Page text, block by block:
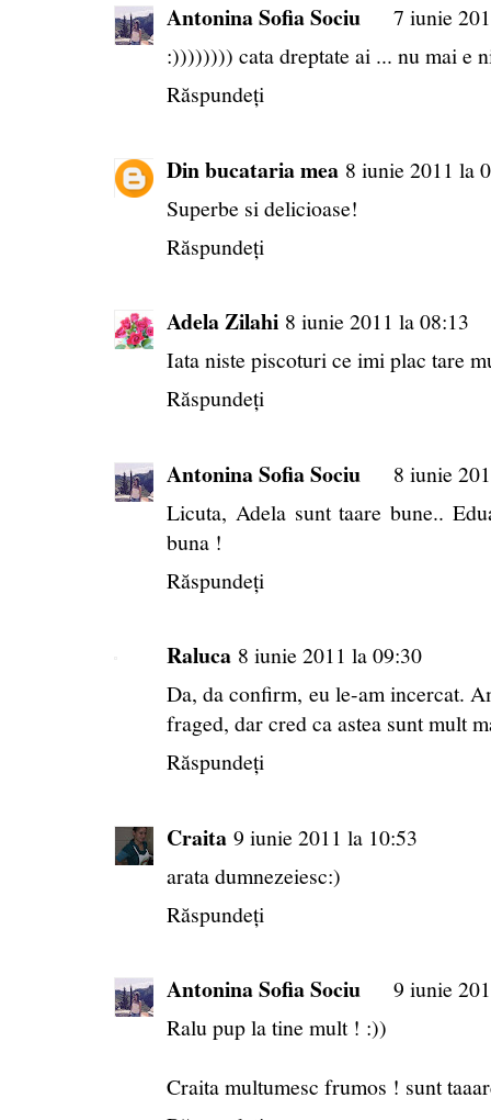
Antonina Sofia Sociu
7 iunie
:)))))))) cata dreptate ai ... nu mai e
Răspundeți
Din bucataria mea 8 iunie 2011 la
Superbe si delicioase!
Răspundeți
Adela Zilahi 8 iunie 2011 la 08:13
Iata niste piscoturi ce imi plac tare
Răspundeți
Antonina Sofia Sociu
8 iunie
Licuta, Adela sunt taare bune..
buna !
Răspundeți
Raluca 8 iunie 2011 la 09:30
Da, da confirm, eu le-am incercat.
fraged, dar cred ca astea sunt mult
Răspundeți
Craita 9 iunie 2011 la 10:53
arata dumnezeiesc:)
Răspundeți
Antonina Sofia Sociu
9 iunie
Ralu pup la tine mult ! :))
Craita multumesc frumos ! sunt